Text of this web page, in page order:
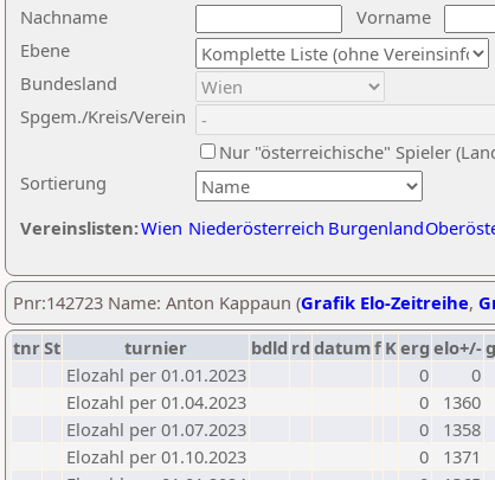
Nachname
Vorname
Ebene
Sortierung
Bundesland
Spgem./Kreis/Verein
Nur "österreichische" Spieler
Vereinslisten:Wien Niederösterreich Burgenland
Pnr:142723 Name: Anton Kappaun (Grafik Elo-Zeitreihe,
tnrSt turnier bdld rd datumf Kerg elo+/-
Elozahl per 01.01.2023
0
0
Elozahl per 01.04.2023
0
1360
Elozahl per 01.07.2023
0
1358
Elozahl per 01.10.2023
0
1371